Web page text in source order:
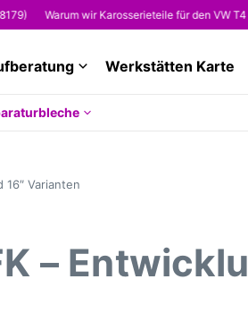
Warum wir Karosserieteile für den VW T4 aus
Werkstätten Karte
16″ Varianten
–